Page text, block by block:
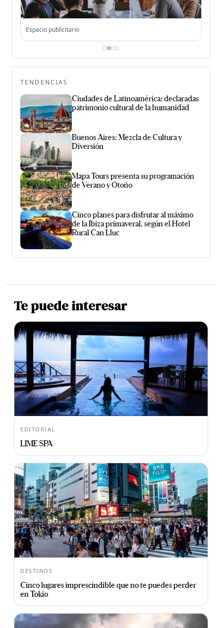
Espacio publicitario
TENDENCIAS
Ciudades de Latinoamérica: declaradas
patrimonio cultural de la humanidad
Buenos Aires: Mezcla de Cultura y
Diversión
Mapa Tours presenta su programación
de Verano y Otoño
Cinco planes para disfrutar al máximo
de la Ibiza primaveral, según el Hotel
Rural Can Lluc
Te puede interesar
EDITORIAL
LIME SPA
DESTINOS
Cinco lugares imprescindible que no te puedes perder
en Tokio